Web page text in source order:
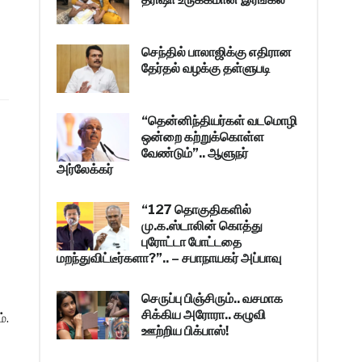
செந்தில் பாலாஜிக்கு எதிரான
தேர்தல் வழக்கு தள்ளுபடி
“தென்னிந்தியர்கள் வடமொழி
ஒன்றை கற்றுக்கொள்ள
வேண்டும்”.. ஆளுநர்
அர்லேக்கர்
“127 தொகுதிகளில்
மு.க.ஸ்டாலின் கொத்து
புரோட்டா போட்டதை
மறந்துவிட்டீர்களா?”.. – சபாநாயகர் அப்பாவு
செருப்பு பிஞ்சிரும்.. வசமாக
சிக்கிய அரோரா.. கழுவி
ஊற்றிய பிக்பாஸ்!